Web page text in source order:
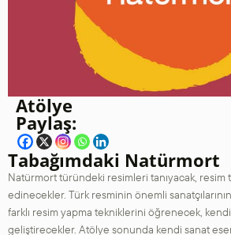
İKTISADI BAĞIMSIZLIK
MÜZESI
ATATÜRK
SANAT GALERILERI
KÜLTÜREL MIRASA
DESTEK
Atölye
Paylaş:
Tabağımdaki Natürmort
Natürmort türündeki resimleri tanıyacak, resim
edinecekler. Türk resminin önemli
farklı resim yapma tekniklerini öğrenecek, kendi
geliştirecekler. Atölye sonunda kendi sanat